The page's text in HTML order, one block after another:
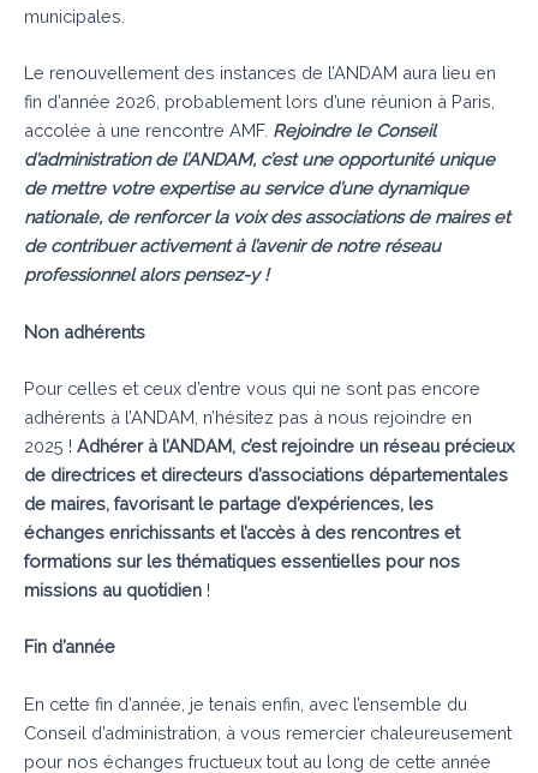
municipales.
Le renouvellement des instances de l’ANDAM aura lieu en
fin d’année 2026, probablement lors d’une réunion à Paris,
accolée à une rencontre AMF. Rejoindre le Conseil
d’administration de l’ANDAM, c’est une opportunité unique
de mettre votre expertise au service d’une dynamique
nationale, de renforcer la voix des associations de maires et
de contribuer activement à l’avenir de notre réseau
professionnel alors pensez-y !
Non adhérents
Pour celles et ceux d’entre vous qui ne sont pas encore
adhérents à l’ANDAM, n’hésitez pas à nous rejoindre en
2025 ! Adhérer à l’ANDAM, c’est rejoindre un réseau précieux
de directrices et directeurs d’associations départementales
de maires, favorisant le partage d’expériences, les
échanges enrichissants et l’accès à des rencontres et
formations sur les thématiques essentielles pour nos
missions au quotidien !
Fin d’année
En cette fin d’année, je tenais enfin, avec l’ensemble du
Conseil d’administration, à vous remercier chaleureusement
pour nos échanges fructueux tout au long de cette année